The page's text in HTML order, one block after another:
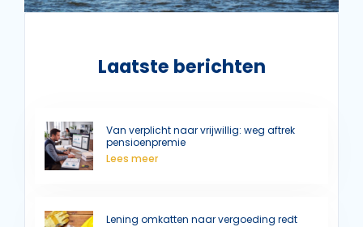
Laatste berichten
Van verplicht naar vrijwillig: weg aftrek
pensioenpremie
Lees meer
Lening omkatten naar vergoeding redt